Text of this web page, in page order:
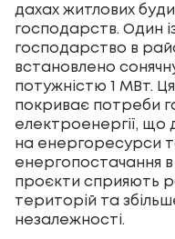
дахах житлових
господарств. Один
господарство в
встановлено
потужністю 1 МВт.
покриває потреби
електроенергії, що
на енергоресурси
енергопостачання в
проєкти сприяють
територій та
незалежності.